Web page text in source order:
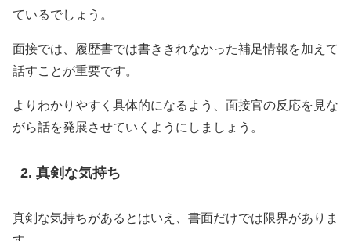
ているでしょう。
面接では、履歴書では書ききれなかった補足情報を加えて
話すことが重要です。
よりわかりやすく具体的になるよう、面接官の反応を見な
がら話を発展させていくようにしましょう。
真剣な気持ち
真剣な気持ちがあるとはいえ、書面だけでは限界がありま